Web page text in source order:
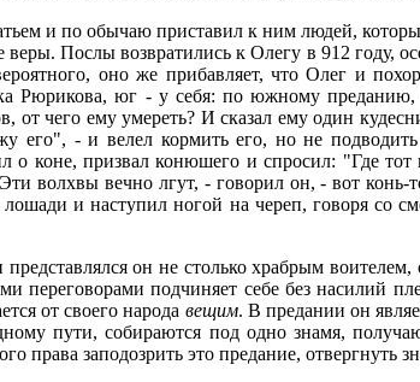
и по обычаю приставил к ним людей,
Послы возвратились к Олегу в 912 году,
оно же прибавляет, что Олег и
Рюрикова, юг - у себя: по южному
чего ему умереть? И сказал ему один
- и велел кормить его, но не подводить
коне, призвал конюшего и спросил: "Где
волхвы вечно лгут, - говорил он, - вот
и наступил ногой на череп, говоря со
он не столько храбрым
переговорами подчиняет себе без насилий
от своего народа вещим. В предании он
пути, собираются под одно знамя,
права заподозрить это предание, отвергнуть